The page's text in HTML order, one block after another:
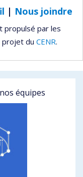
| Nous joindre
propulsé par les
du CENR.
équipes